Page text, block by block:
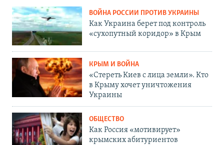
ВОЙНА РОССИИ ПРОТИВ УКРАИНЫ
Как Украина берет под контроль
«сухопутный коридор» в Крым
КРЫМ И ВОЙНА
«Стереть Киев с лица земли». Кто
в Крыму хочет уничтожения
Украины
ОБЩЕСТВО
Как Россия «мотивирует»
крымских абитуриентов